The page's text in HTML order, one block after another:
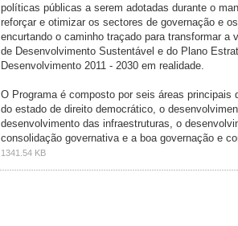
políticas públicas a serem adotadas durante o
reforçar e otimizar os sectores de governação e
encurtando o caminho traçado para transformar a
de Desenvolvimento Sustentável e do Plano
Desenvolvimento 2011 - 2030 em realidade.
O Programa é composto por seis áreas principais
do estado de direito democrático, o
desenvolvimento das infraestruturas, o
consolidação governativa e a boa governação e
1341.54 KB